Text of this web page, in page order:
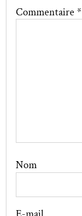
Commentaire *
Nom